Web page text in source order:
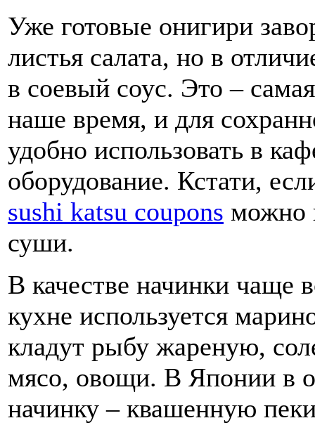
Уже готовые онигири
листья салата, но в
в соевый соус. Это –
наше время, и для
удобно использовать в
оборудование. Кстати,
sushi katsu coupons можно
суши.
В качестве начинки чаще
кухне используется
кладут рыбу жареную,
мясо, овощи. В Японии в
начинку – квашенную